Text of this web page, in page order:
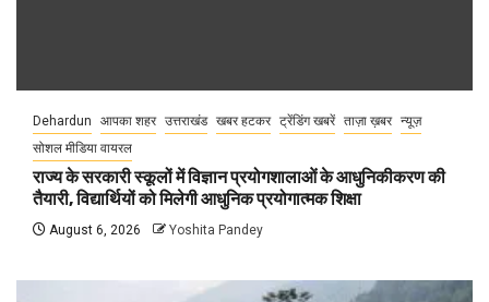
Dehardun आपका शहर उत्तराखंड खबर हटकर ट्रेंडिंग खबरें ताज़ा ख़बर न्यूज़
सोशल मीडिया वायरल
राज्य के सरकारी स्कूलों में विज्ञान प्रयोगशालाओं के आधुनिकीकरण की
तैयारी, विद्यार्थियों को मिलेगी आधुनिक प्रयोगात्मक शिक्षा
August 6, 2026 Yoshita Pandey